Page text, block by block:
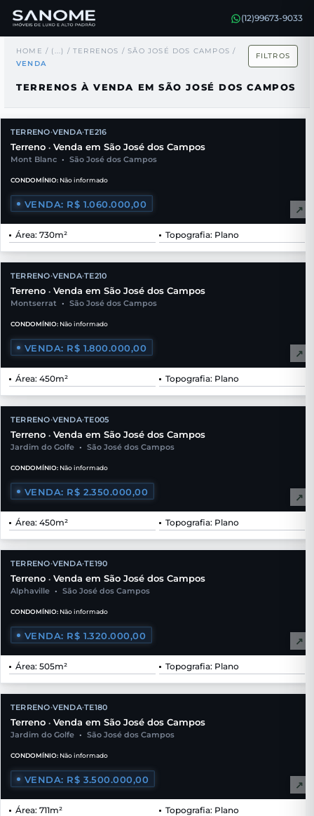
(12)99673-9033
HOME / (...) / TERRENOS / SÃO JOSÉ DOS CAMPOS /
VENDA
FILTROS
TERRENOS À VENDA EM SÃO JOSÉ DOS CAMPOS
TERRENO•VENDA•TE216
Terreno • Venda em São José dos Campos
Mont Blanc • São José dos Campos
CONDOMÍNIO: Não informado
VENDA: R$ 1.060.000,00 ↗
Área: 730m² Topografia: Plano
TERRENO•VENDA•TE210
Terreno • Venda em São José dos Campos
Montserrat • São José dos Campos
CONDOMÍNIO: Não informado
VENDA: R$ 1.800.000,00 ↗
Área: 450m² Topografia: Plano
TERRENO•VENDA•TE005
Terreno • Venda em São José dos Campos
Jardim do Golfe • São José dos Campos
CONDOMÍNIO: Não informado
VENDA: R$ 2.350.000,00 ↗
Área: 450m² Topografia: Plano
TERRENO•VENDA•TE190
Terreno • Venda em São José dos Campos
Alphaville • São José dos Campos
CONDOMÍNIO: Não informado
VENDA: R$ 1.320.000,00 ↗
Área: 505m² Topografia: Plano
TERRENO•VENDA•TE180
Terreno • Venda em São José dos Campos
Jardim do Golfe • São José dos Campos
CONDOMÍNIO: Não informado
VENDA: R$ 3.500.000,00 ↗
Área: 711m² Topografia: Plano